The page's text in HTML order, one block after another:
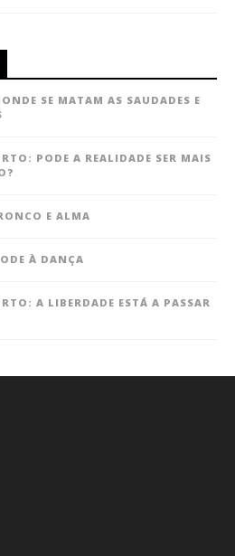
SE MATAM AS SAUDADES E
PODE A REALIDADE SER MAIS
E ALMA
À DANÇA
A LIBERDADE ESTÁ A PASSAR